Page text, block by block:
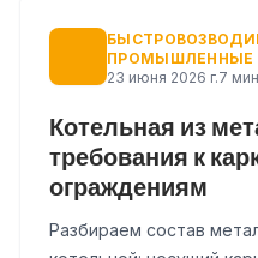
ПРОМЫШЛЕННЫЕ
23 июня 2026 г.7 мин
Котельная из
требования к
ограждениям
Разбираем состав